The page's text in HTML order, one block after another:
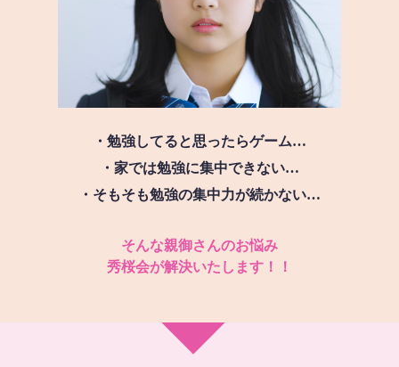
・勉強してると思ったらゲーム…
・家では勉強に集中できない…
・そもそも勉強の集中力が続かない…
そんな親御さんのお悩み
秀桜会が解決いたします！！